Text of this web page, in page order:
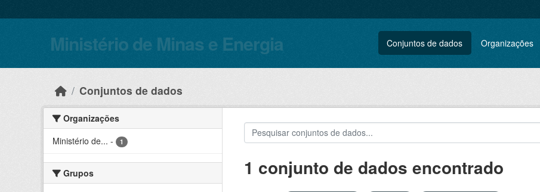
Ministério de Minas e Energia Conjuntos de dados Organizações
Conjuntos de dados
Organizações
Ministério de... - 1
Grupos 1 conjunto de dados encontrado